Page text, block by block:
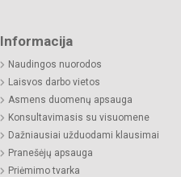
Informacija
Naudingos nuorodos
Laisvos darbo vietos
Asmens duomenų apsauga
Konsultavimasis su visuomene
Dažniausiai užduodami klausimai
Pranešėjų apsauga
Priėmimo tvarka